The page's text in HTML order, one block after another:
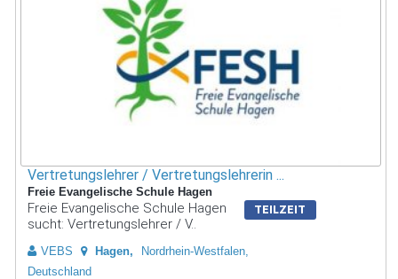
Vertretungslehrer / Vertretungslehrerin ...
Freie Evangelische Schule Hagen
TEILZEIT
Freie Evangelische Schule Hagen
sucht: Vertretungslehrer / V..
VEBS Hagen
Nordrhein-Westfalen,
Deutschland